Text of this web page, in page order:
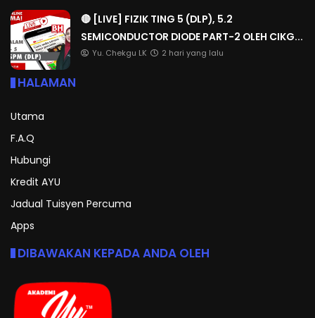
🔴 [LIVE] FIZIK TING 5 (DLP), 5.2
SEMICONDUCTOR DIODE PART-2 OLEH CIKG...
Yu. Chekgu LK 2 hari yang lalu
HALAMAN
Utama
F.A.Q
Hubungi
Kredit AYU
Jadual Tuisyen Percuma
Apps
DIBAWAKAN KEPADA ANDA OLEH